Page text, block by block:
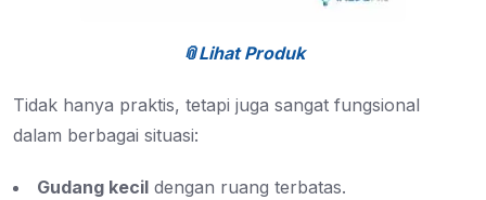
📎Lihat Produk
Tidak hanya praktis, tetapi juga sangat fungsional
dalam berbagai situasi:
Gudang kecil dengan ruang terbatas.